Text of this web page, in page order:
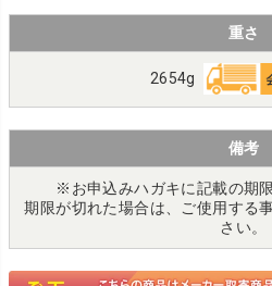
重さ
2654g
備考
※お申込みハガキに記載の期
期限が切れた場合は、ご使用する
さい。